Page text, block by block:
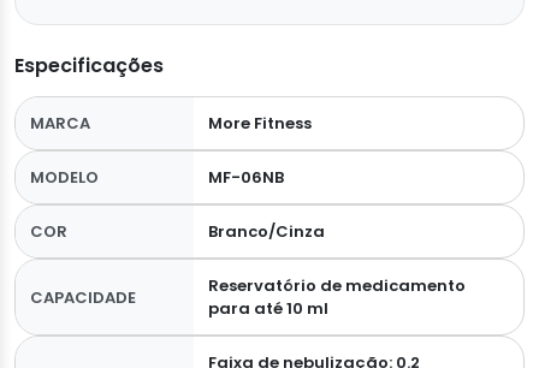
Especificações
MARCA More Fitness
MODELO MF-06NB
COR Branco/Cinza
CAPACIDADE
Reservatório de medicamento
para até 10 ml
Faixa de nebulização: 0.2